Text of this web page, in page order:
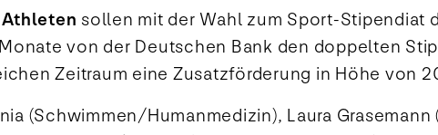
sollen mit der Wahl zum Sport-Stipendiat
von der Deutschen Bank den doppelten
Zeitraum eine Zusatzförderung in Höhe von
(Schwimmen/Humanmedizin), Laura